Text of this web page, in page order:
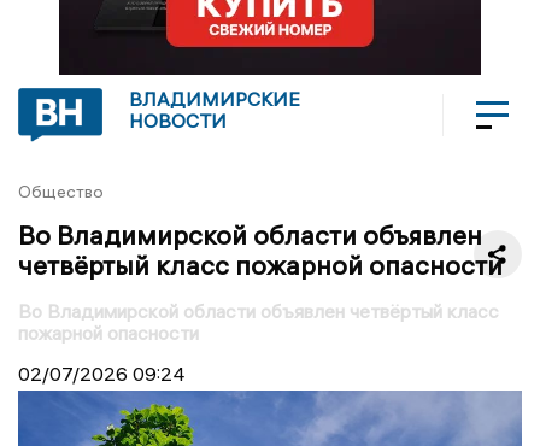
ВЛАДИМИРСКИЕ
НОВОСТИ
Общество
Во Владимирской области объявлен
четвёртый класс пожарной опасности
Во Владимирской области объявлен четвёртый класс
пожарной опасности
02/07/2026 09:24